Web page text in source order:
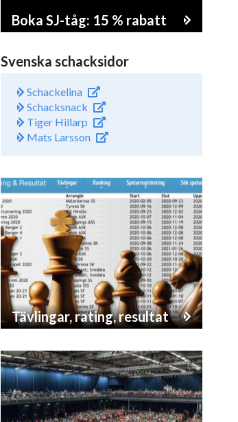
Boka SJ-tåg: 15 % rabatt
Svenska schacksidor
Schackelina
Schacksnack
Tiger Hillarp
Mats Larsson
Tävlingar, rating, resultat